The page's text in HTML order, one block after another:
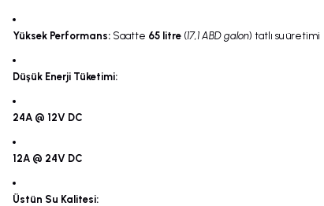
Yüksek Performans: Saatte 65 litre (17,1 ABD galon) tatlı su üretimi
Düşük Enerji Tüketimi:
24A @ 12V DC
12A @ 24V DC
Üstün Su Kalitesi: